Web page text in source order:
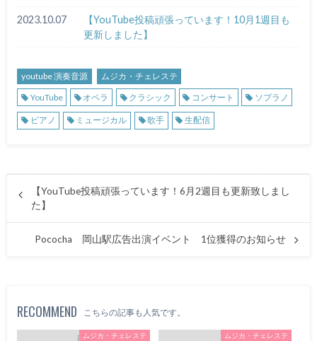
2023.10.07
【YouTube投稿頑張っています！10月1週目も
更新しました】
youtube 演奏音源
ムジカ・チェレステ
YouTube
オペラ クラシック コンサート ソプラノ
ピアノ ミュージカル 歌手 生配信
【YouTube投稿頑張っています！6月2週目も更新致しまし
た】
Pococha 岡山駅広告出演イベント 1位獲得のお知らせ
RECOMMEND こちらの記事も人気です。
ムジカ・チェレステ ムジカ・チェレステ